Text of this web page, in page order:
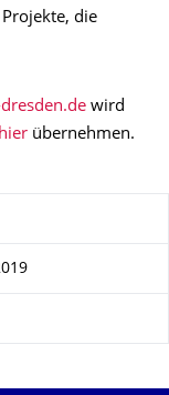
die
wird
hier übernehmen.